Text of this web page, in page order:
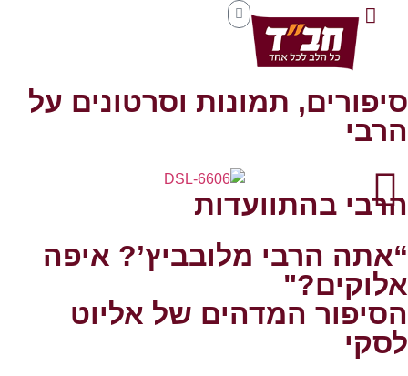
סיפורים, תמונות וסרטונים על
הרבי
הרבי בהתוועדות
“אתה הרבי מלובביץ’? איפה
אלוקים?"
הסיפור המדהים של אליוט
לסקי